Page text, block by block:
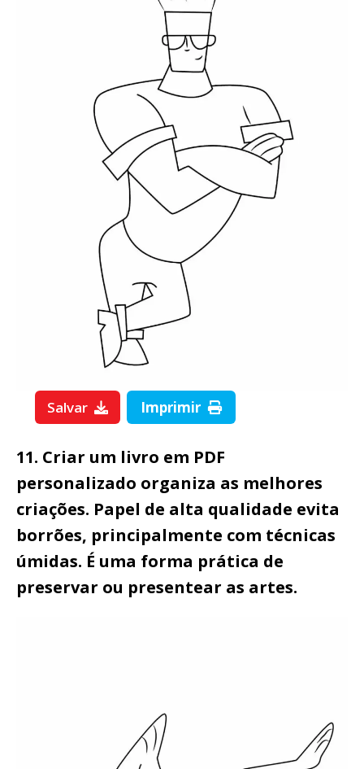
Salvar Imprimir
11. Criar um livro em PDF
personalizado organiza as melhores
criações. Papel de alta qualidade evita
borrões, principalmente com técnicas
úmidas. É uma forma prática de
preservar ou presentear as artes.